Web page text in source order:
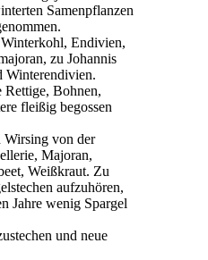
Samenpflanzen
Endivien,
zu Johannis
Winterendivien.
Rettige, Bohnen,
fleißig begossen
Wirsing von der
Majoran,
Weißkraut. Zu
aufzuhören,
Jahre wenig Spargel
und neue